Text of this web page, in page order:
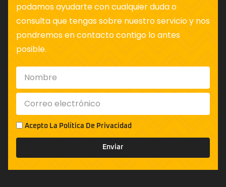
podamos ayudarte con cualquier duda o
consulta que tengas sobre nuestro servicio y nos
pondremos en contacto contigo lo antes
posible.
Acepto La Política De Privacidad
Enviar